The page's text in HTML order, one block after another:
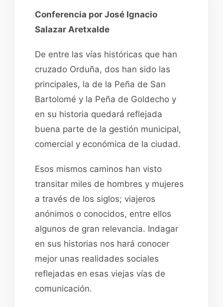
Conferencia por José Ignacio
Salazar Aretxalde
De entre las vías históricas que han
cruzado Orduña, dos han sido las
principales, la de la Peña de San
Bartolomé y la Peña de Goldecho y
en su historia quedará reflejada
buena parte de la gestión municipal,
comercial y económica de la ciudad.
Esos mismos caminos han visto
transitar miles de hombres y mujeres
a través de los siglos; viajeros
anónimos o conocidos, entre ellos
algunos de gran relevancia. Indagar
en sus historias nos hará conocer
mejor unas realidades sociales
reflejadas en esas viejas vías de
comunicación.